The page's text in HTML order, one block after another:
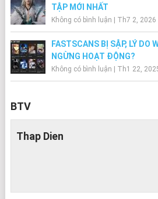
TẬP MỚI NHẤT
Không có bình luận | Th7 2, 2026
FASTSCANS BỊ SẬP, LÝ DO
NGỪNG HOẠT ĐỘNG?
Không có bình luận | Th1 22,
BTV
Thap Dien